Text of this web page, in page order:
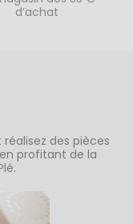
d’achat
des pièces
profitant de la